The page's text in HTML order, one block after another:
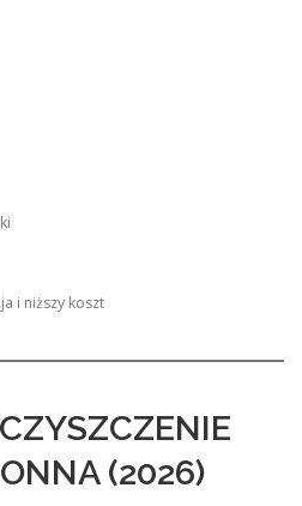
i niższy koszt
(2026)